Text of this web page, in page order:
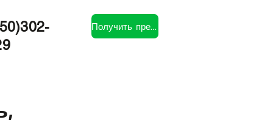
Получить предложение